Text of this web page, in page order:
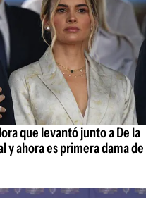
que levantó junto a De la
y ahora es primera dama de